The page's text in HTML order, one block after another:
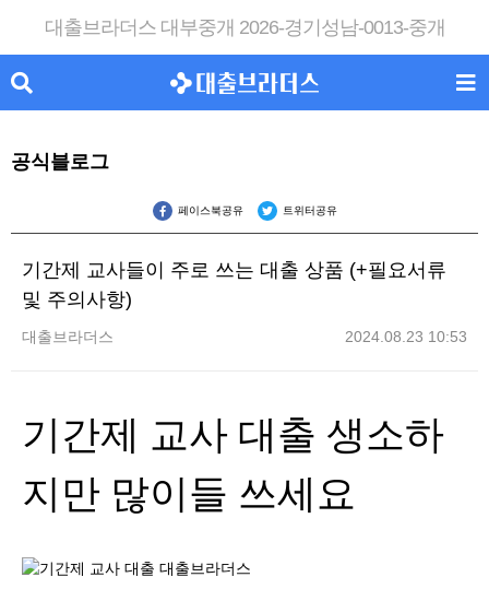
대출브라더스 대부중개 2026-경기성남-0013-중개
공식블로그
페이스북공유 트위터공유
기간제 교사들이 주로 쓰는 대출 상품 (+필요서류
및 주의사항)
대출브라더스 2024.08.23 10:53
기간제 교사 대출 생소하
지만 많이들 쓰세요